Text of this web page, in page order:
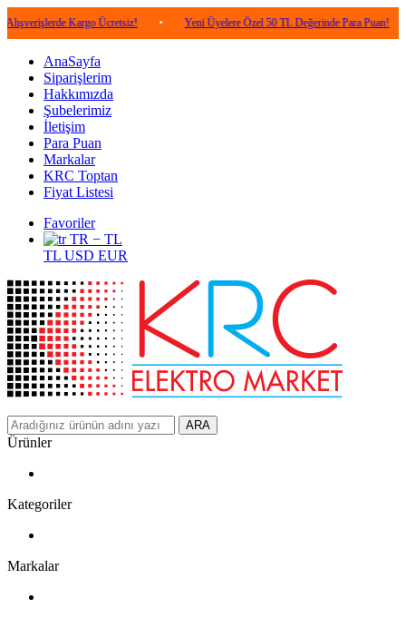
Kargo Ücretsiz! • Yeni Üyelere Özel 50 TL Değerinde Para Puan! •
AnaSayfa
Siparişlerim
Hakkımızda
Şubelerimiz
İletişim
Para Puan
Markalar
KRC Toptan
Fiyat Listesi
Favoriler
TR − TL
TL USD EUR
ARA
Ürünler
Kategoriler
Markalar